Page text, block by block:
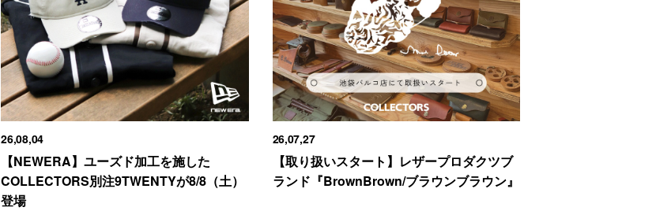
26,08,04
【NEWERA】ユーズド加工を施した
COLLECTORS別注9TWENTYが8/8（土）
登場
26,07,27
【取り扱いスタート】レザープロダクツブ
ランド『BrownBrown/ブラウンブラウン』